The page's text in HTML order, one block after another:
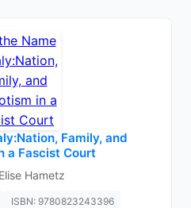
Family, and
a Fascist Court
Hametz
ISBN: 9780823243396